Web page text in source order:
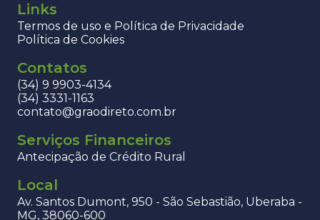
Links
Termos de uso e Política de Privacidade
Política de Cookies
Contatos
(34) 9 9903-4134
(34) 3331-1163
contato@graodireto.com.br
Serviços Financeiros
Antecipação de Crédito Rural
Local
Av. Santos Dumont, 950 - São Sebastião, Uberaba -
MG, 38060-600